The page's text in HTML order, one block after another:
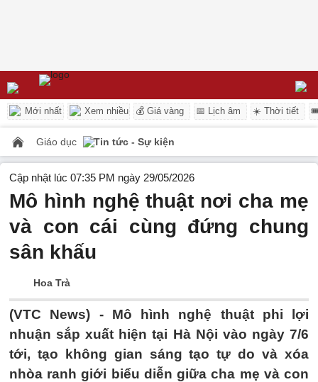
Mới nhất Xem nhiều 💰 Giá vàng 📅 Lịch âm ☀️ Thời tiết
Giáo dục Tin tức - Sự kiện
Cập nhật lúc 07:35 PM ngày 29/05/2026
Mô hình nghệ thuật nơi cha mẹ
và con cái cùng đứng chung
sân khấu
Hoa Trà
(VTC News) - Mô hình nghệ thuật phi lợi
nhuận sắp xuất hiện tại Hà Nội vào ngày 7/6
tới, tạo không gian sáng tạo tự do và xóa
nhòa ranh giới biểu diễn giữa cha mẹ và con